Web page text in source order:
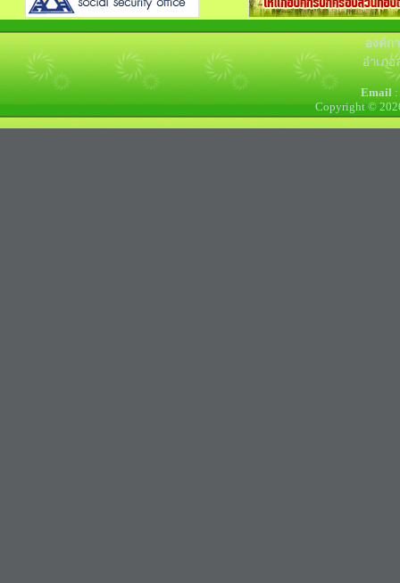
องค์ก
อำเภ
Email
Copyright ©